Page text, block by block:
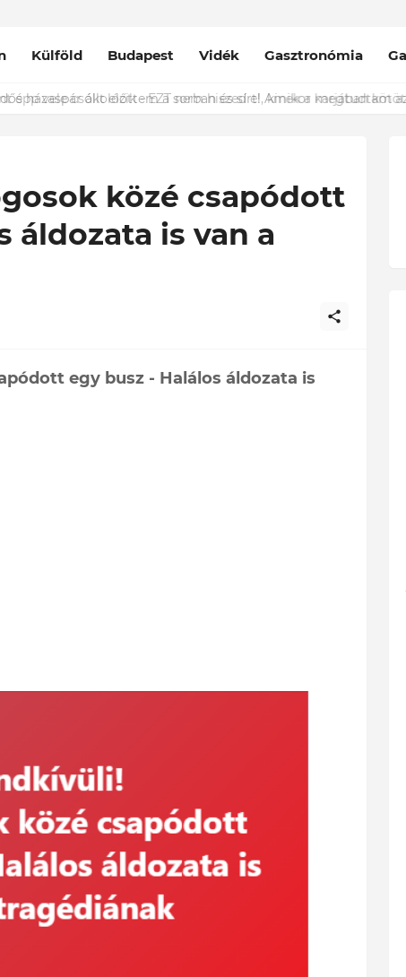
Külföld Budapest Vidék Gasztronómia
épp vele csókolózik - EZT nem hiszed el, kinek a karjában
közé csapódott
áldozata is van a
egy busz - Halálos áldozata is